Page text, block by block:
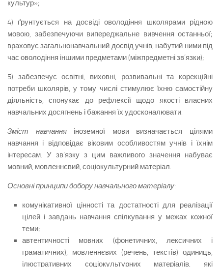
культур»;
4) ґрунтується на досвіді оволодіння школярами рідною
мовою, забезпечуючи випереджальне вивчення останньої;
враховує загальнонавчальний досвід учнів, набутий ними під
час оволодіння іншими предметами (міжпредметні зв’язки);
5) забезпечує освітні, виховні, розвивальні та корекційні
потреби школярів, у тому числі стимулює їхню самостійну
діяльність, спонукає до рефлексії щодо якості власних
навчальних досягнень і бажання їх удосконалювати.
Зміст навчанняіноземної мови визначається цілями
навчання і відповідає віковим особливостям учнів і їхнім
інтересам. У зв’язку з цим важливого значення набуває
мовний, мовленнєвий, соціокультурний матеріал.
Основні принципи добору навчального матеріалу:
комунікативної цінності та достатності для реалізації
цілей і завдань навчання спілкування у межах кожної
теми;
автентичності мовних (фонетичних, лексичних і
граматичних), мовленнєвих (речень, текстів) одиниць,
ілюстративних соціокультурних матеріалів, які